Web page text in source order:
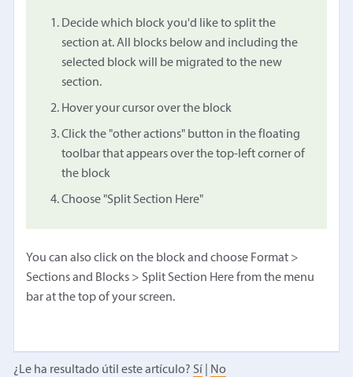
Decide which block you'd like to split the
section at. All blocks below and including the
selected block will be migrated to the new
section.
Hover your cursor over the block
Click the "other actions" button in the floating
toolbar that appears over the top-left corner of
the block
Choose "Split Section Here"
You can also click on the block and choose Format >
Sections and Blocks > Split Section Here from the menu
bar at the top of your screen.
¿Le ha resultado útil este artículo? Sí No